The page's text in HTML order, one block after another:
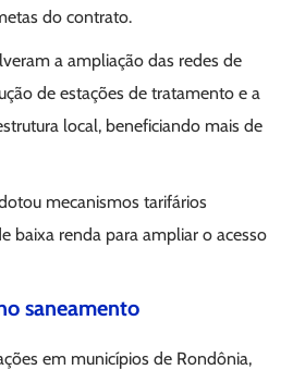
do contrato.
a ampliação das redes de
de estações de tratamento e a
local, beneficiando mais de
mecanismos tarifários
baixa renda para ampliar o acesso
saneamento
em municípios de Rondônia,